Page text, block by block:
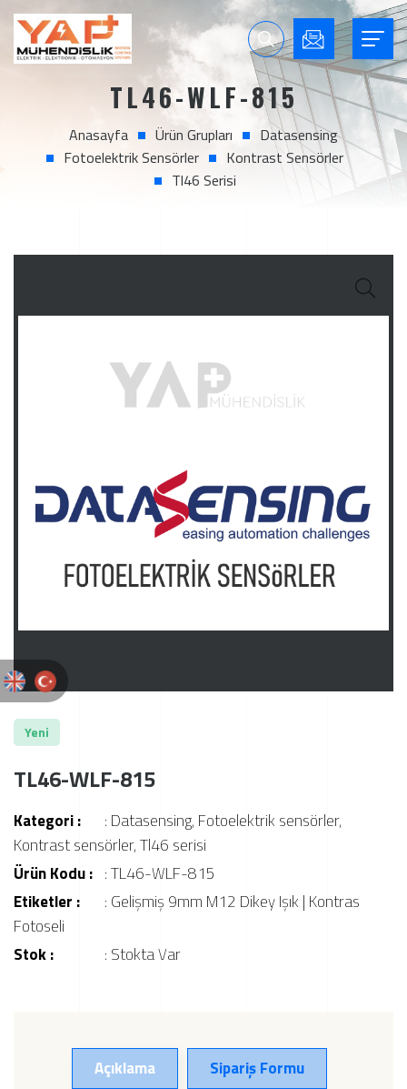
TL46-WLF-815
Anasayfa Ürün Grupları
Datasensing
Fotoelektrik Sensörler
Kontrast Sensörler
Tl46 Serisi
Yeni
TL46-WLF-815
Kategori : : Datasensing, Fotoelektrik sensörler,
Kontrast sensörler,Tl46 serisi
Ürün Kodu : : TL46-WLF-815
Etiketler :
: Gelişmiş 9mm M12 Dikey Işık | Kontras
Fotoseli
Stok :
: Stokta Var
Açıklama Sipariş Formu